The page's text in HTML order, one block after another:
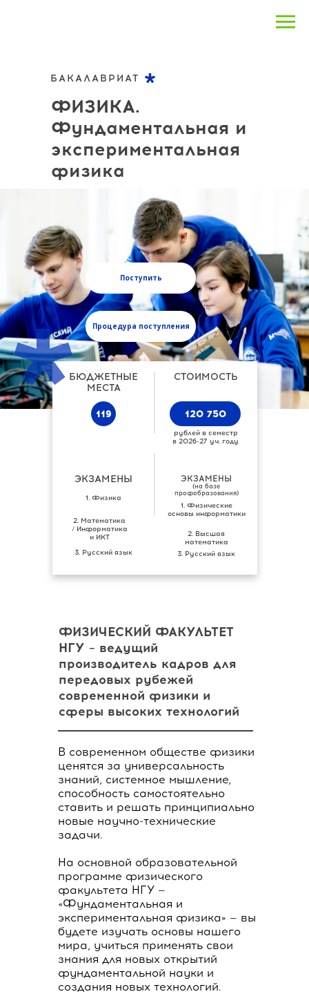
БАКАЛАВРИАТ
ФИЗИКА.
Фундаментальная и
экспериментальная
физика
3. Русский язык
2. Высшая
математика
1. Физические
основы информатики
ЭКЗАМЕНЫ
(на базе
профобразования)
3. Русский язык
2. Математика
/ Информатика
и ИКТ
1. Физика
ЭКЗАМЕНЫ
рублей в семестр
в 2026-27 уч. году
120 750
СТОИМОСТЬ
119
БЮДЖЕТНЫЕ
МЕСТА
Поступить
Процедура поступления
ФИЗИЧЕСКИЙ ФАКУЛЬТЕТ
НГУ – ведущий
производитель кадров для
передовых рубежей
современной физики и
сферы высоких технологий
В современном обществе физики
ценятся за универсальность
знаний, системное мышление,
способность самостоятельно
ставить и решать принципиально
новые научно-технические
задачи.
На основной образовательной
программе физического
факультета НГУ —
«Фундаментальная и
экспериментальная физика» — вы
будете изучать основы нашего
мира, учиться применять свои
знания для новых открытий
фундаментальной науки и
создания новых технологий.